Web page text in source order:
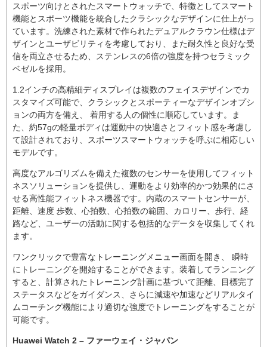
スポーツ向けとされたスマートウォッチで、特徴としてスマート
機能とスポーツ機能を統合したクラシックなデザインに仕上がっ
ています。洗練された素材で作られたデュアルクラウン仕様はデ
ザインとユーザビリティを考慮しており、また耐久性と良好な受
信を両立させるため、ステンレスの6倍の強度を持つセラミック
ベゼルを採用。
1.2インチの高精細ディスプレイは複数のフェイスデザインでカ
スタマイズ可能で、クラシックとスポーティーなデザインオプシ
ョンの両方を備え、 着用する人の個性に順応しています。ま
た、約57gの軽量ボディは運動中の快適さとフィット感を考慮し
て設計されており、スポーツスマートウォッチを呼ぶに相応しい
モデルです。
高度なアルゴリズムを備えた複数のセンサーを使用してフィット
ネスソリューションを提供し、運動をより効率的かつ効果的にさ
せる高性能フィットネス機器です。内蔵のスマートセンサーが、
距離、速度 歩数、心拍数、心拍数の範囲、カロリー、歩行、経
路など、ユーザーの活動に関する包括的なデータを収集してくれ
ます。
ワンクリックで豊富なトレーニングメニュー画面を開き、 瞬時
にトレーニングを開始することができます。装着してランニング
すると、計算されたトレーニング計画に基づいて距離、目標完了
ステータスなどをガイダンス、さらに減速や加速などリアルタイ
ムコーチング機能により適切な強度でトレーニングをすることが
可能です。
Huawei Watch 2 – ファーウェイ・ジャパン